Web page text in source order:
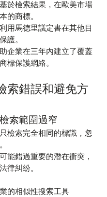
基於檢索結果，在歐美市場
的商標。
利用馬德里議定書在其他目
護。
企業在三年內建立了覆蓋
標保護網絡。
索錯誤和避免方
索範圍過窄
檢索完全相同的標識，忽
可能錯過重要的潛在衝突，
律糾紛。
的相似性搜索工具